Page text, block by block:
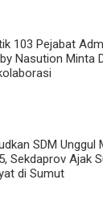
103 Pejabat
Nasution Minta
SDM Unggul
Sekdaprov Ajak
di Sumut